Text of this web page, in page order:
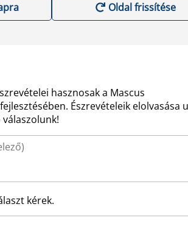
Oldal frissítése
hasznosak a Mascus
Észrevételeik elolvasása
kérek.